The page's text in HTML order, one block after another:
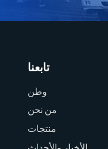
تابعنا
وطن
من نحن
منتجات